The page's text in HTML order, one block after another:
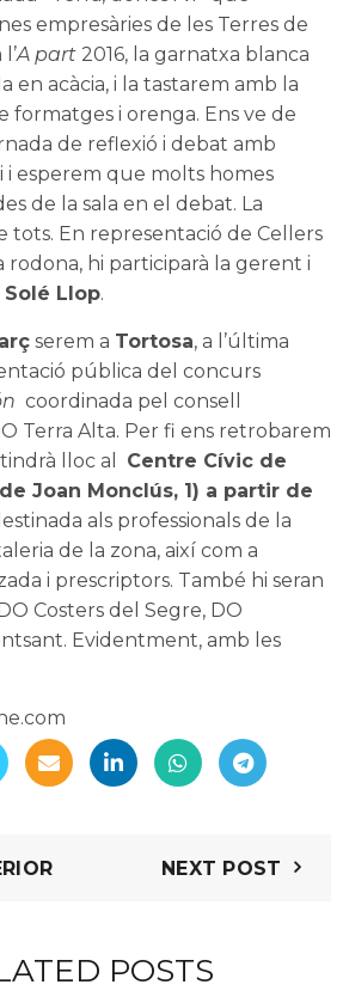
empresàries de les Terres de
A part 2016, la garnatxa blanca
en acàcia, i la tastarem amb la
i orenga. Ens ve de
de reflexió i debat amb
i esperem que molts homes
de la sala en el debat. La
tots. En representació de Cellers
rodona, hi participarà la gerent i
Solé Llop.
serem a Tortosa, a l’última
pública del concurs
coordinada pel consell
Terra Alta. Per fi ens retrobarem
lloc al Centre Cívic de
Joan Monclús, 1) a partir de
als professionals de la
de la zona, així com a
i prescriptors. També hi seran
Costers del Segre, DO
Evidentment, amb les
NEXT POST
POSTS